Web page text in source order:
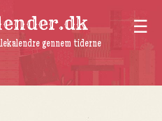
gennem tiderne